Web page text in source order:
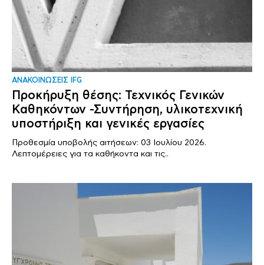
ΑΝΑΚΟΙΝΩΣΕΙΣ IFG
Προκήρυξη θέσης: Τεχνικός Γενικών
Καθηκόντων -Συντήρηση, υλικοτεχνική
υποστήριξη και γενικές εργασίες
Προθεσμία υποβολής αιτήσεων: 03 Ιουλίου 2026.
Λεπτομέρειες για τα καθήκοντα και τις..